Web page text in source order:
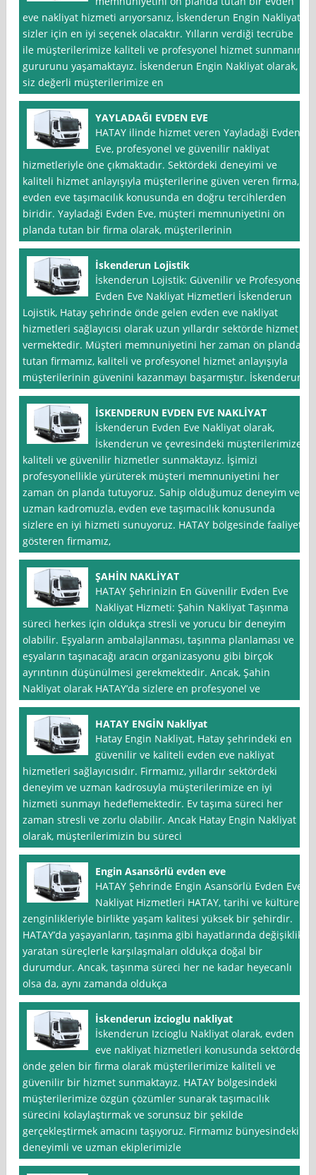
eve nakliyat hizmeti arıyorsanız, İskenderun Engin Nakliyat
sizler için en iyi seçenek olacaktır. Yılların verdiği tecrübe
ile müşterilerimize kaliteli ve profesyonel hizmet sunmanın
gururunu yaşamaktayız. İskenderun Engin Nakliyat olarak,
siz değerli müşterilerimize en
YAYLADAĞI EVDEN EVE
HATAY ilinde hizmet veren Yayladaği Evden
Eve, profesyonel ve güvenilir nakliyat
hizmetleriyle öne çıkmaktadır. Sektördeki deneyimi ve
kaliteli hizmet anlayışıyla müşterilerine güven veren firma,
evden eve taşımacılık konusunda en doğru tercihlerden
biridir. Yayladaği Evden Eve, müşteri memnuniyetini ön
planda tutan bir firma olarak, müşterilerinin
İskenderun Lojistik
İskenderun Lojistik: Güvenilir ve Profesyonel
Evden Eve Nakliyat Hizmetleri İskenderun
Lojistik, Hatay şehrinde önde gelen evden eve nakliyat
hizmetleri sağlayıcısı olarak uzun yıllardır sektörde hizmet
vermektedir. Müşteri memnuniyetini her zaman ön planda
tutan firmamız, kaliteli ve profesyonel hizmet anlayışıyla
müşterilerinin güvenini kazanmayı başarmıştır. İskenderun
İSKENDERUN EVDEN EVE NAKLİYAT
İskenderun Evden Eve Nakliyat olarak,
İskenderun ve çevresindeki müşterilerimize
kaliteli ve güvenilir hizmetler sunmaktayız. İşimizi
profesyonellikle yürüterek müşteri memnuniyetini her
zaman ön planda tutuyoruz. Sahip olduğumuz deneyim ve
uzman kadromuzla, evden eve taşımacılık konusunda
sizlere en iyi hizmeti sunuyoruz. HATAY bölgesinde faaliyet
gösteren firmamız,
ŞAHİN NAKLİYAT
HATAY Şehrinizin En Güvenilir Evden Eve
Nakliyat Hizmeti: Şahin Nakliyat Taşınma
süreci herkes için oldukça stresli ve yorucu bir deneyim
olabilir. Eşyaların ambalajlanması, taşınma planlaması ve
eşyaların taşınacağı aracın organizasyonu gibi birçok
ayrıntının düşünülmesi gerekmektedir. Ancak, Şahin
Nakliyat olarak HATAY’da sizlere en profesyonel ve
HATAY ENGİN Nakliyat
Hatay Engin Nakliyat, Hatay şehrindeki en
güvenilir ve kaliteli evden eve nakliyat
hizmetleri sağlayıcısıdır. Firmamız, yıllardır sektördeki
deneyim ve uzman kadrosuyla müşterilerimize en iyi
hizmeti sunmayı hedeflemektedir. Ev taşıma süreci her
zaman stresli ve zorlu olabilir. Ancak Hatay Engin Nakliyat
olarak, müşterilerimizin bu süreci
Engin Asansörlü evden eve
HATAY Şehrinde Engin Asansörlü Evden Eve
Nakliyat Hizmetleri HATAY, tarihi ve kültürel
zenginlikleriyle birlikte yaşam kalitesi yüksek bir şehirdir.
HATAY’da yaşayanların, taşınma gibi hayatlarında değişiklik
yaratan süreçlerle karşılaşmaları oldukça doğal bir
durumdur. Ancak, taşınma süreci her ne kadar heyecanlı
olsa da, aynı zamanda oldukça
İskenderun izcioglu nakliyat
İskenderun Izcioglu Nakliyat olarak, evden
eve nakliyat hizmetleri konusunda sektörde
önde gelen bir firma olarak müşterilerimize kaliteli ve
güvenilir bir hizmet sunmaktayız. HATAY bölgesindeki
müşterilerimize özgün çözümler sunarak taşımacılık
sürecini kolaylaştırmak ve sorunsuz bir şekilde
gerçekleştirmek amacını taşıyoruz. Firmamız bünyesindeki
deneyimli ve uzman ekiplerimizle